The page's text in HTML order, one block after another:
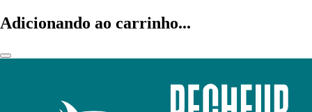
Adicionando ao carrinho...